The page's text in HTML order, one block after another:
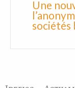
Une
sociétés